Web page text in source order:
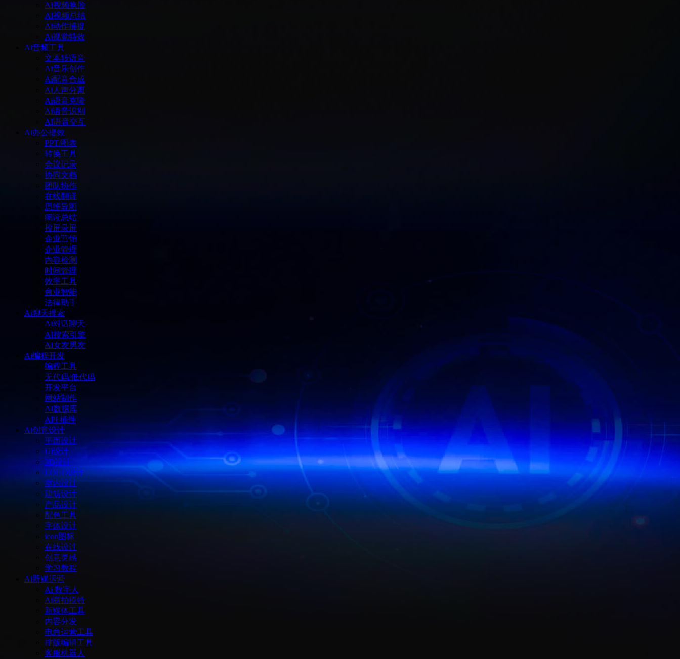
AI视频换脸
AI视频总结
Ai动作捕捉
Ai视觉特效
Ai音频工具
文本转语音
Ai音乐创作
Ai配音合成
Ai人声分离
Ai语音克隆
Ai语音识别
AI语音交互
Ai办公提效
PPT/图表
转换工具
会议记录
协同文档
团队协作
在线翻译
思维导图
阅读总结
投屏录屏
企业营销
企业管理
内容检测
时间管理
效率工具
商业智能
法律助手
Ai聊天搜索
Ai对话聊天
AI搜索引擎
AI女友男友
Ai编程开发
编程工具
无代码/低代码
开发平台
网站制作
AI数据库
API 插件
Ai创意设计
平面设计
Ui设计
3D设计
LOGO设计
室内设计
建筑设计
产品设计
配色工具
字体设计
icon图标
在线设计
创意灵感
学习教程
Ai新媒运营
Ai 数字人
Ai商拍模特
新媒体工具
内容分发
电商运营工具
排版编辑工具
客服机器人